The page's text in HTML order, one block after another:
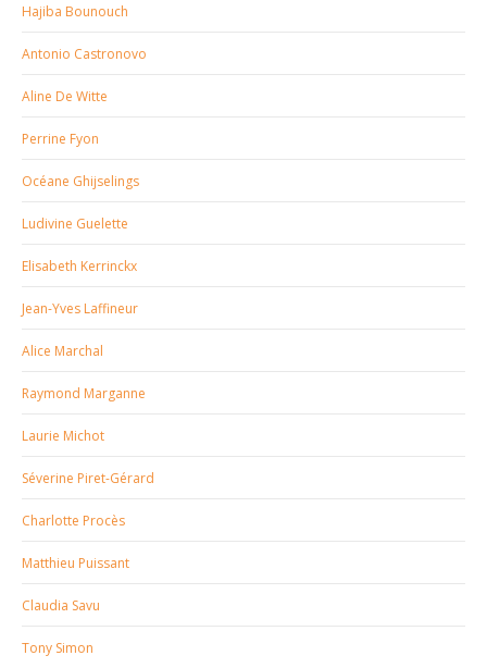
Hajiba Bounouch
Antonio Castronovo
Aline De Witte
Perrine Fyon
Océane Ghijselings
Ludivine Guelette
Elisabeth Kerrinckx
Jean-Yves Laffineur
Alice Marchal
Raymond Marganne
Laurie Michot
Séverine Piret-Gérard
Charlotte Procès
Matthieu Puissant
Claudia Savu
Tony Simon